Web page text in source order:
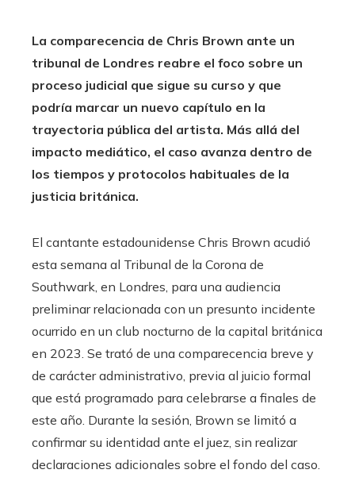
La comparecencia de Chris Brown ante un
tribunal de Londres reabre el foco sobre un
proceso judicial que sigue su curso y que
podría marcar un nuevo capítulo en la
trayectoria pública del artista. Más allá del
impacto mediático, el caso avanza dentro de
los tiempos y protocolos habituales de la
justicia británica.
El cantante estadounidense Chris Brown acudió
esta semana al Tribunal de la Corona de
Southwark, en Londres, para una audiencia
preliminar relacionada con un presunto incidente
ocurrido en un club nocturno de la capital británica
en 2023. Se trató de una comparecencia breve y
de carácter administrativo, previa al juicio formal
que está programado para celebrarse a finales de
este año. Durante la sesión, Brown se limitó a
confirmar su identidad ante el juez, sin realizar
declaraciones adicionales sobre el fondo del caso.